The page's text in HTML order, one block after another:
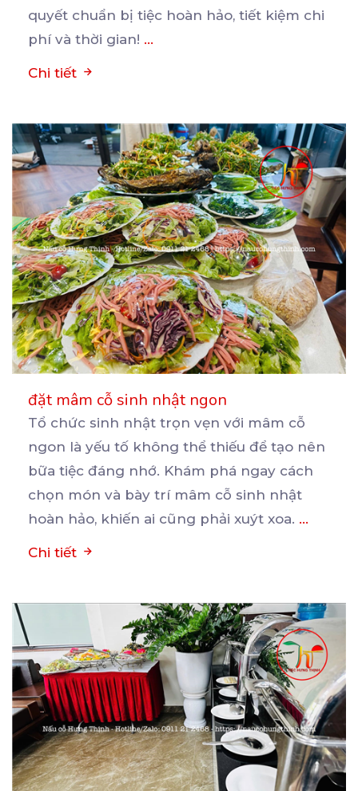
quyết chuẩn bị tiệc hoàn hảo, tiết kiệm chi
phí và thời gian! ...
Chi tiết
đặt mâm cỗ sinh nhật ngon
Tổ chức sinh nhật trọn vẹn với mâm cỗ
ngon là yếu tố không thể thiếu để tạo nên
bữa tiệc đáng nhớ. Khám phá ngay cách
chọn món và bày trí mâm cỗ sinh nhật
hoàn hảo, khiến ai cũng phải xuýt xoa. ...
Chi tiết